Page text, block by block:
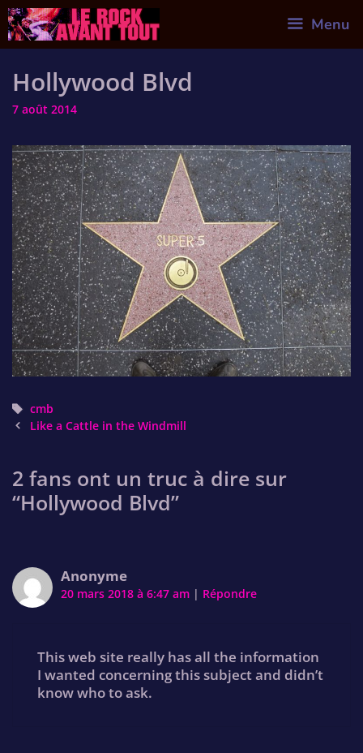
Skip
to
content
Menu
Hollywood Blvd
7 août 2014
Tags
cmb
PostLike a Cattle in the Windmill
2 fans ont un truc à dire sur
“Hollywood Blvd”
Anonyme
20 mars 2018 à 6:47 am | Répondre
This web site really has all the information
I wanted concerning this subject and didn’t
know who to ask.